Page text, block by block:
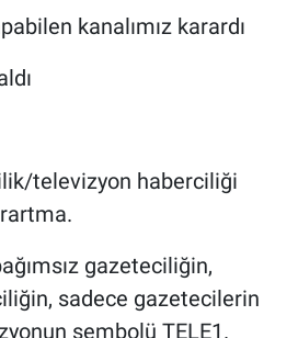
kanalımız karardı
televizyon haberciliği
gazeteciliğin,
sadece gazetecilerin
sembolü TELE1.